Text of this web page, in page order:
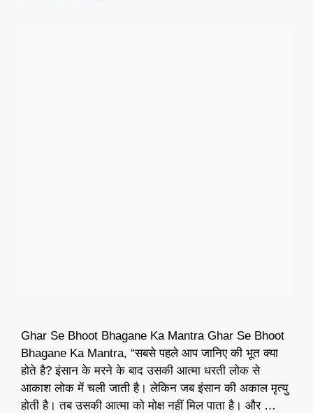
Ghar Se Bhoot Bhagane Ka Mantra Ghar Se Bhoot
Bhagane Ka Mantra, “सबसे पहले आप जानिए की भूत क्या
होते है? इंसान के मरने के बाद उसकी आत्मा धरती लोक से
आकाश लोक में चली जाती है। लेकिन जब इंसान की अकाल मृत्यु
होती है। तब उसकी आत्मा को मोक्ष नहीं मिल पाता है। और …